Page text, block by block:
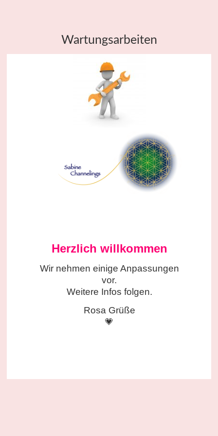
Wartungsarbeiten
Herzlich willkommen
Wir nehmen einige Anpassungen
vor.
Weitere Infos folgen.
Rosa Grüße
💗